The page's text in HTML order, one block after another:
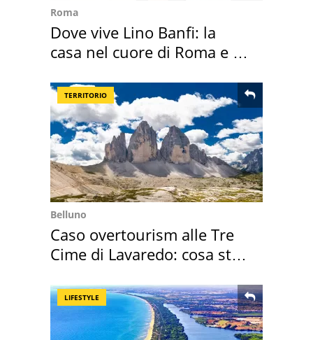
Roma
Dove vive Lino Banfi: la
casa nel cuore di Roma e i
TERRITORIO
Belluno
Caso overtourism alle Tre
Cime di Lavaredo: cosa sta
LIFESTYLE